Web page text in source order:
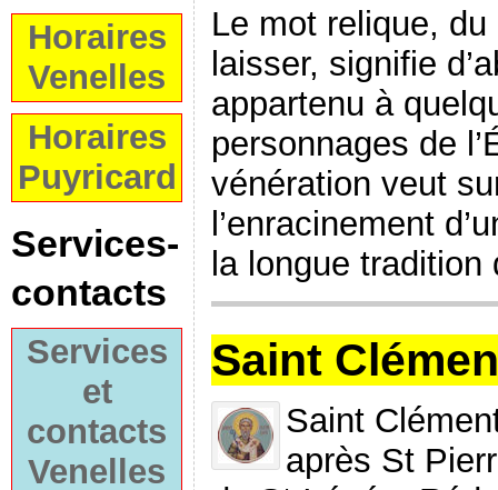
Horaires
Venelles
Horaires
Puyricard
Services-
contacts
Services
et
contacts
Venelles
Le mot relique,
laisser, signifie
appartenu à
personnages de
vénération veut
l’enracinement
la longue tradition
Saint
Saint
après St